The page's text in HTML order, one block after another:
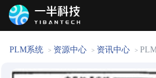
PLM系统 > 资源中心 > 资讯中心 >